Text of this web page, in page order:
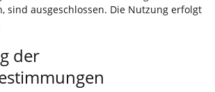
sind ausgeschlossen. Die Nutzung erfolgt
der